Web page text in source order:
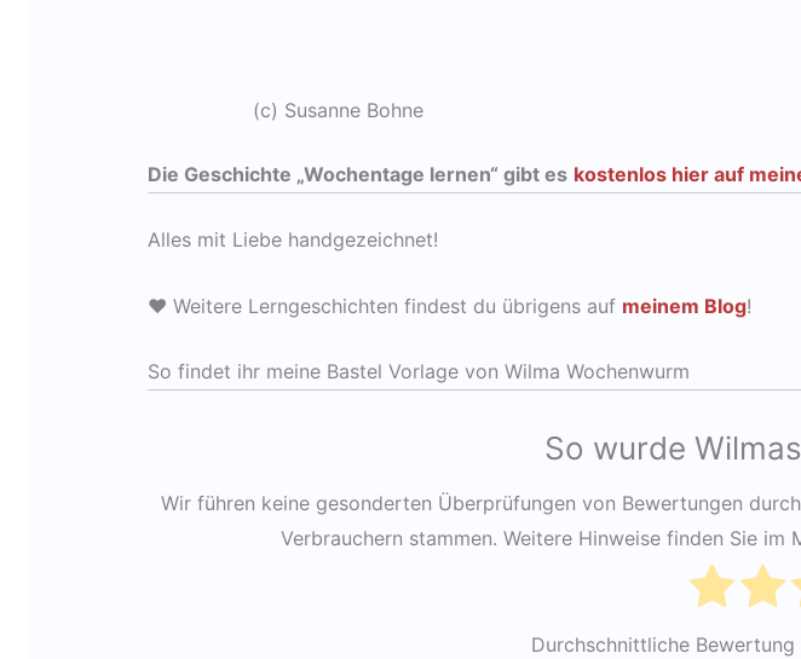
(c) Susanne Bohne
Die Geschichte „Wochentage lernen“ gibt es kostenlos hier auf
Alles mit Liebe handgezeichnet!
♥ Weitere Lerngeschichten findest du übrigens auf meinem Blog!
So findet ihr meine Bastel Vorlage von Wilma Wochenwurm
So wurde
Wir führen keine gesonderten Überprüfungen von Bewertungen
Verbrauchern stammen. Weitere Hinweise finden Sie
Durchschnittliche Bewertung